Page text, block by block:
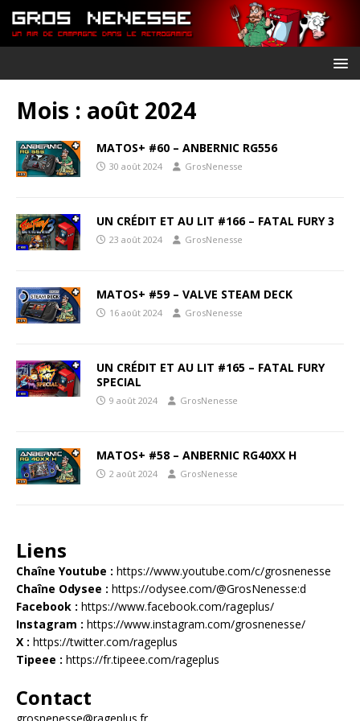
Mois : août 2024
MATOS+ #60 – ANBERNIC RG556
30 août 2024 GrosNenesse
UN CRÉDIT ET AU LIT #166 – FATAL FURY 3
23 août 2024 GrosNenesse
MATOS+ #59 – VALVE STEAM DECK
16 août 2024 GrosNenesse
UN CRÉDIT ET AU LIT #165 – FATAL FURY
SPECIAL
9 août 2024 GrosNenesse
MATOS+ #58 – ANBERNIC RG40XX H
2 août 2024 GrosNenesse
Liens
Chaîne Youtube : https://www.youtube.com/c/grosnenesse
Chaîne Odysee : https://odysee.com/@GrosNenesse:d
Facebook : https://www.facebook.com/rageplus/
Instagram : https://www.instagram.com/grosnenesse/
X : https://twitter.com/rageplus
Tipeee : https://fr.tipeee.com/rageplus
Contact